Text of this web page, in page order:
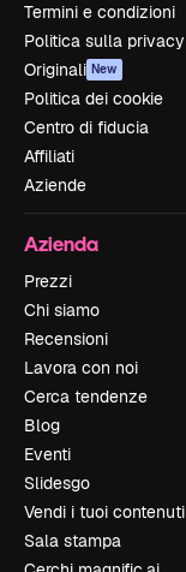
Termini e condizioni
Politica sulla privacy
Originali New
Politica dei cookie
Centro di fiducia
Affiliati
Aziende
Azienda
Prezzi
Chi siamo
Recensioni
Lavora con noi
Cerca tendenze
Blog
Eventi
Slidesgo
Vendi i tuoi contenuti
Sala stampa